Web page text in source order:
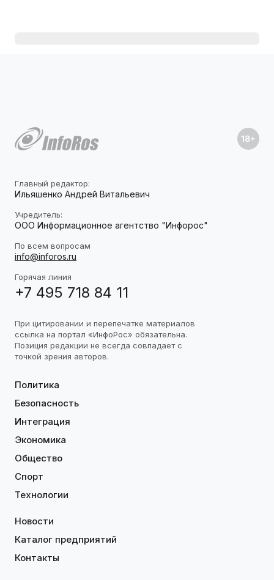
Главный редактор:
Ильяшенко Андрей Витальевич
Учредитель:
ООО Информационное агентство "Инфорос"
По всем вопросам
info@inforos.ru
Горячая линия
+7 495 718 84 11
При цитировании и перепечатке материалов
ссылка на портал «ИнфоРос» обязательна.
Позиция редакции не всегда совпадает с
точкой зрения авторов.
Политика
Безопасность
Интеграция
Экономика
Общество
Спорт
Технологии
Новости
Каталог предприятий
Контакты